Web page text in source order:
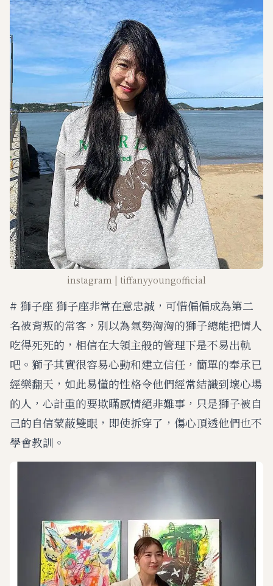
instagram | tiffanyyoungofficial
# 獅子座 獅子座非常在意忠誠，可惜偏偏成為第二
名被背叛的常客，別以為氣勢洶洶的獅子總能把情人
吃得死死的，相信在大領主般的管理下是不易出軌
吧。獅子其實很容易心動和建立信任，簡單的奉承已
經樂翻天，如此易懂的性格令他們經常結識到壞心場
的人，心計重的要欺瞞感情絕非難事，只是獅子被自
己的自信蒙蔽雙眼，即使拆穿了，傷心頂透他們也不
學會教訓。